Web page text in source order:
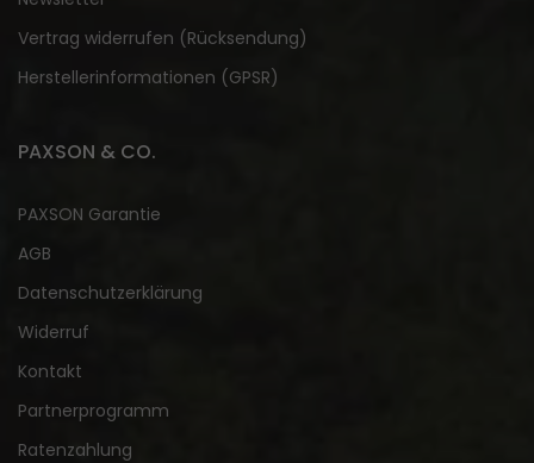
Vertrag widerrufen (Rücksendung)
Herstellerinformationen (GPSR)
PAXSON & CO.
PAXSON Garantie
AGB
Datenschutzerklärung
Widerruf
Kontakt
Partnerprogramm
Ratenzahlung